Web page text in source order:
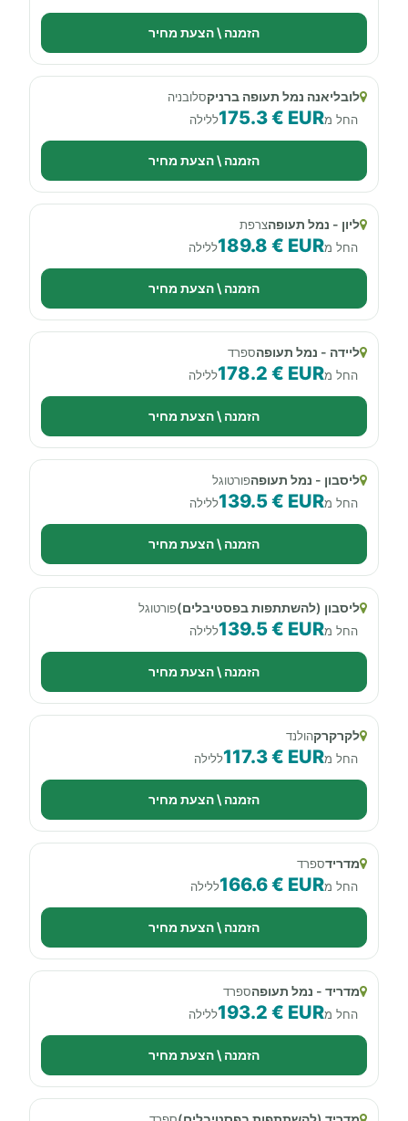
הזמנה \ הצעת מחיר
לובליאנה נמל תעופה ברניקסלובניה
החל מ175.3 € EURללילה
הזמנה \ הצעת מחיר
ליון - נמל תעופהצרפת
החל מ189.8 € EURללילה
הזמנה \ הצעת מחיר
ליידה - נמל תעופהספרד
החל מ178.2 € EURללילה
הזמנה \ הצעת מחיר
ליסבון - נמל תעופהפורטוגל
החל מ139.5 € EURללילה
הזמנה \ הצעת מחיר
ליסבון (להשתתפות בפסטיבלים)פורטוגל
החל מ139.5 € EURללילה
הזמנה \ הצעת מחיר
לקרקרקהולנד
החל מ117.3 € EURללילה
הזמנה \ הצעת מחיר
מדרידספרד
החל מ166.6 € EURללילה
הזמנה \ הצעת מחיר
מדריד - נמל תעופהספרד
החל מ193.2 € EURללילה
הזמנה \ הצעת מחיר